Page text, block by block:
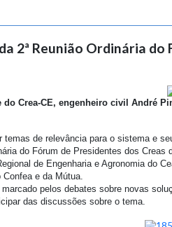
2ª Reunião Ordinária
Crea-CE, engenheiro civil André
temas de relevância para o sistema e
do Fórum de Presidentes dos Creas
de Engenharia e Agronomia do
e da Mútua.
pelos debates sobre novas
das discussões sobre o tema.